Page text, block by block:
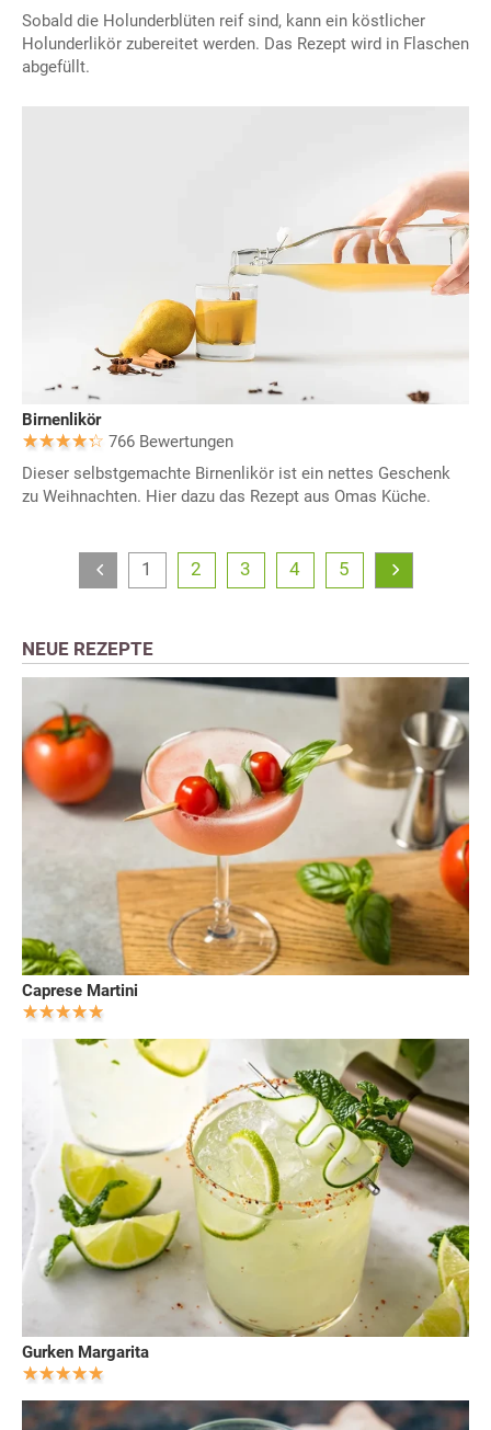
Sobald die Holunderblüten reif sind, kann ein köstlicher
Holunderlikör zubereitet werden. Das Rezept wird in Flaschen
abgefüllt.
Birnenlikör
766 Bewertungen
Dieser selbstgemachte Birnenlikör ist ein nettes Geschenk
zu Weihnachten. Hier dazu das Rezept aus Omas Küche.
1 2 3 4 5
NEUE REZEPTE
Caprese Martini
Gurken Margarita